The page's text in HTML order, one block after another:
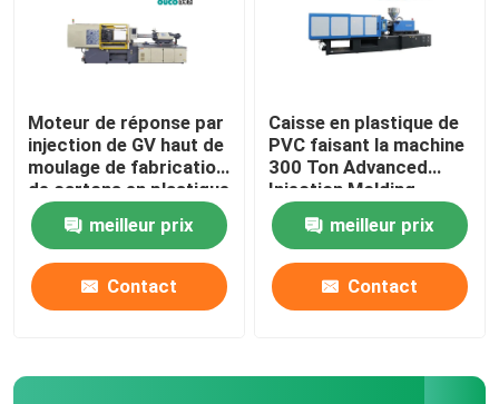
Moteur de réponse par
injection de GV haut de
moulage de fabrication
de cartons en plastique
hydraulique de machine
meilleur prix
Contact
Caisse en plastique de
PVC faisant la machine
300 Ton Advanced
Injection Molding
meilleur prix
Contact